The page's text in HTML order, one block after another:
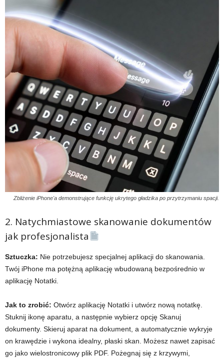
Zbliżenie iPhone'a demonstrujące funkcję ukrytego gładzika po przytrzymaniu spacji.
2. Natychmiastowe skanowanie dokumentów
jak profesjonalista
Sztuczka: Nie potrzebujesz specjalnej aplikacji do skanowania.
Twój iPhone ma potężną aplikację wbudowaną bezpośrednio w
aplikację Notatki.
Jak to zrobić: Otwórz aplikację Notatki i utwórz nową notatkę.
Stuknij ikonę aparatu, a następnie wybierz opcję Skanuj
dokumenty. Skieruj aparat na dokument, a automatycznie wykryje
on krawędzie i wykona idealny, płaski skan. Możesz nawet zapisać
go jako wielostronicowy plik PDF. Pożegnaj się z krzywymi,